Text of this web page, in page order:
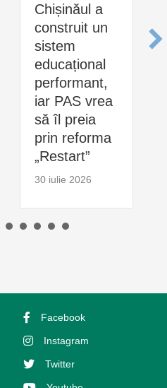
Chișinăul a
construit un
sistem
educațional
performant,
iar PAS vrea
să îl preia
prin reforma
„Restart”
30 iulie 2026
Facebook
Instagram
Twitter